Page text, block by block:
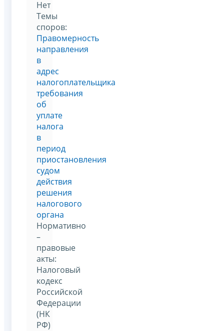
Нет
Темы
споров:
Правомерность
направления
в
адрес
налогоплательщика
требования
об
уплате
налога
в
период
приостановления
судом
действия
решения
налогового
органа
Нормативно
–
правовые
акты:
Налоговый
кодекс
Российской
Федерации
(НК
РФ)